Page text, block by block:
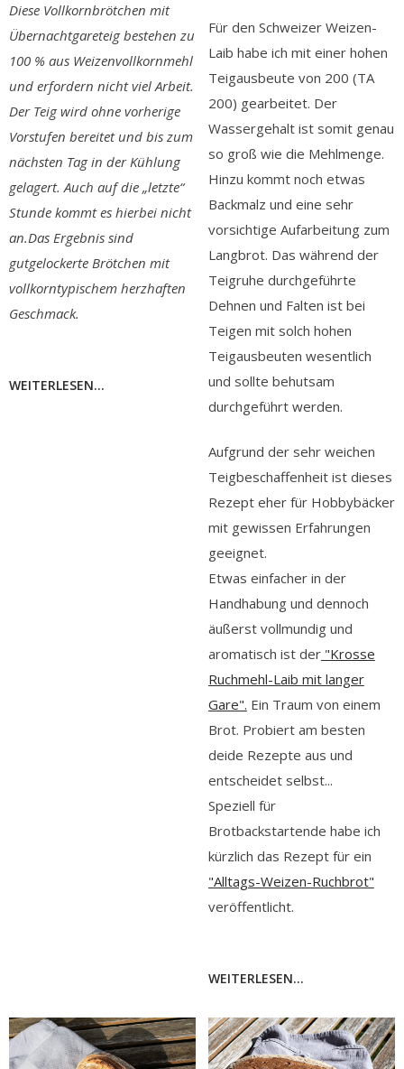
Diese Vollkornbrötchen mit
Übernachtgareteig bestehen zu
100 % aus Weizenvollkornmehl
und erfordern nicht viel Arbeit.
Der Teig wird ohne vorherige
Vorstufen bereitet und bis zum
nächsten Tag in der Kühlung
gelagert. Auch auf die „letzte“
Stunde kommt es hierbei nicht
an.Das Ergebnis sind
gutgelockerte Brötchen mit
vollkorntypischem herzhaften
Geschmack.
WEITERLESEN...
Für den Schweizer Weizen-
Laib habe ich mit einer hohen
Teigausbeute von 200 (TA
200) gearbeitet. Der
Wassergehalt ist somit genau
so groß wie die Mehlmenge.
Hinzu kommt noch etwas
Backmalz und eine sehr
vorsichtige Aufarbeitung zum
Langbrot. Das während der
Teigruhe durchgeführte
Dehnen und Falten ist bei
Teigen mit solch hohen
Teigausbeuten wesentlich
und sollte behutsam
durchgeführt werden.
Aufgrund der sehr weichen
Teigbeschaffenheit ist dieses
Rezept eher für Hobbybäcker
mit gewissen Erfahrungen
geeignet.
Etwas einfacher in der
Handhabung und dennoch
äußerst vollmundig und
aromatisch ist der"Krosse
Ruchmehl-Laib mit langer
Gare". Ein Traum von einem
Brot. Probiert am besten
deide Rezepte aus und
entscheidet selbst...
Speziell für
Brotbackstartende habe ich
kürzlich das Rezept für ein
"Alltags-Weizen-Ruchbrot"
veröffentlicht.
WEITERLESEN...